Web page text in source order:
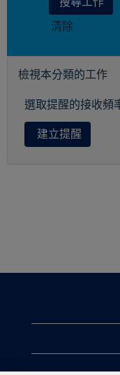
清除
檢視本分類的工作
選取提醒的接收頻